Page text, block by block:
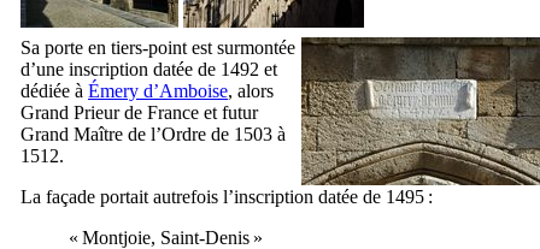
Sa porte en tiers-point est surmontée
d’une inscription datée de 1492 et
dédiée à Émery d’Amboise, alors
Grand Prieur de France et futur
Grand Maître de l’Ordre de 1503 à
1512.
La façade portait autrefois l’inscription datée de 1495 :
« Montjoie, Saint-Denis »